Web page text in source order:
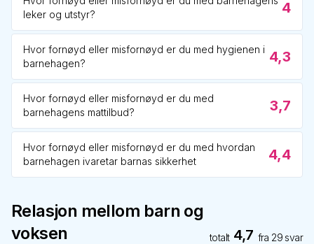
leker og utstyr?
4
Hvor fornøyd eller misfornøyd er du med hygienen i
barnehagen?
4,3
Hvor fornøyd eller misfornøyd er du med
barnehagens mattilbud?
3,7
Hvor fornøyd eller misfornøyd er du med hvordan
barnehagen ivaretar barnas sikkerhet
4,4
Relasjon mellom barn og
voksen
totalt 4,7 fra 29 svar